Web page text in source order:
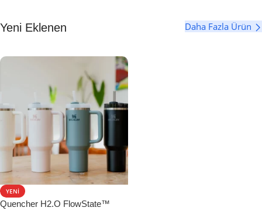
Yeni Eklenen Daha Fazla Ürün
YENI
Quencher H2.O FlowState™